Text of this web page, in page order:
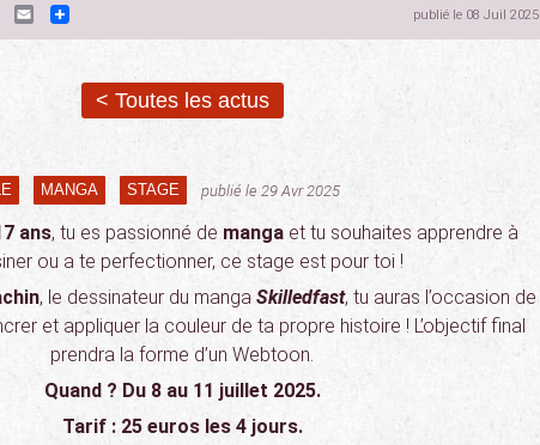
TwitterEmail publié le 08 Juil 2025
< Toutes les actus
MANGA STAGE publié le 29 Avr 2025
ans, tu es passionné de manga et tu souhaites apprendre à
ou a te perfectionner, ce stage est pour toi !
, le dessinateur du manga Skilledfast, tu auras l’occasion de
et appliquer la couleur de ta propre histoire ! L’objectif final
prendra la forme d’un Webtoon.
Quand ? Du 8 au 11 juillet 2025.
Tarif : 25 euros les 4 jours.